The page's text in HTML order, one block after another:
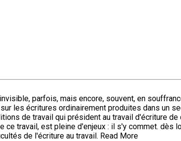
parfois, mais encore, souvent, en
les écritures ordinairement produites dans un
de travail qui président au travail d'écriture
travail, est pleine d'enjeux : il s'y commet. dès
de l'écriture au travail. Read More